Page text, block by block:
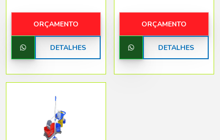
ORÇAMENTO
DETALHES
ORÇAMENTO
DETALHES